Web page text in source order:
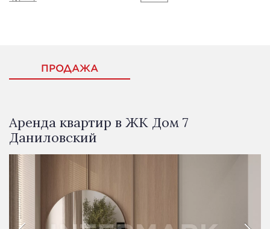
ПРОДАЖА
Аренда квартир в ЖК Дом 7
Даниловский